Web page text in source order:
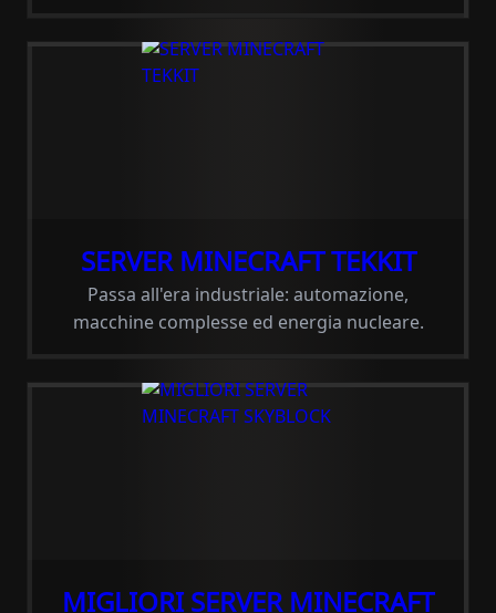
SERVER MINECRAFT TEKKIT
Passa all'era industriale: automazione,
macchine complesse ed energia nucleare.
MIGLIORI SERVER MINECRAFT